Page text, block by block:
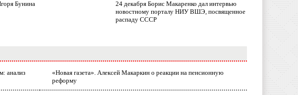
Бунина
24 декабря Борис Макаренко дал интервью
новостному порталу НИУ ВШЭ, посвященное
распаду СССР
анализ
«Новая газета». Алексей Макаркин о реакции на пенсионную
реформу